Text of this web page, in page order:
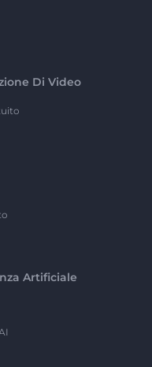
Di Video
Artificiale